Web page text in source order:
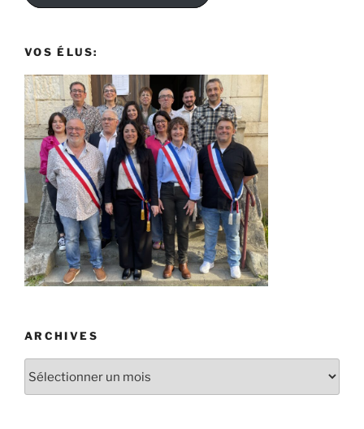
VOS ÉLUS:
ARCHIVES